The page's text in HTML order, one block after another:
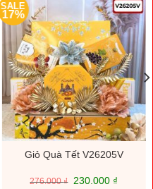
SALE
17%
Giỏ Quà Tết V26205V
276.000₫
Giá
230.000 ₫Giá